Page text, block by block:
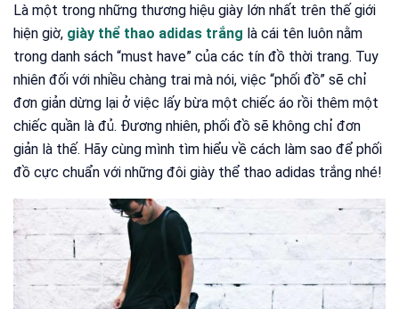
Là một trong những thương hiệu giày lớn nhất trên thế giới
hiện giờ, giày thể thao adidas trắng là cái tên luôn nằm
trong danh sách “must have” của các tín đồ thời trang. Tuy
nhiên đối với nhiều chàng trai mà nói, việc “phối đồ” sẽ chỉ
đơn giản dừng lại ở việc lấy bừa một chiếc áo rồi thêm một
chiếc quần là đủ. Đương nhiên, phối đồ sẽ không chỉ đơn
giản là thế. Hãy cùng mình tìm hiểu về cách làm sao để phối
đồ cực chuẩn với những đôi giày thể thao adidas trắng nhé!